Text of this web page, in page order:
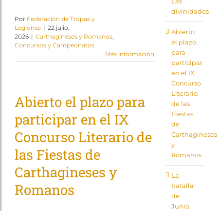
Tienda
Por Federación de Tropas y
Legiones | 22 julio,
2026 | Carthagineses y Romanos,
Concursos y Campeonatos
Más información
Abierto el plazo para
participar en el IX
Concurso Literario de
las Fiestas de
Carthagineses y
Romanos
divinidades
Abierto
el plazo
para
participar
en el IX
Concurso
Literario
de las
Fiestas
de
Carthagineses
y
Romanos
La
batalla
de
Junio.